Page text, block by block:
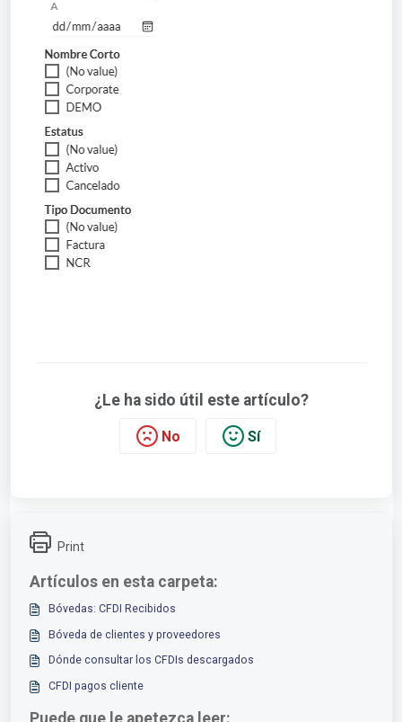
¿Le ha sido útil este artículo?
No Sí
Print
Artículos en esta carpeta:
Bóvedas: CFDI Recibidos
Bóveda de clientes y proveedores
Dónde consultar los CFDIs descargados
CFDI pagos cliente